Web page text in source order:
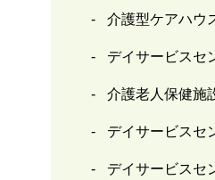
介護型ケアハウ
デイサービス
介護老人保健施
デイサービス
デイサービス